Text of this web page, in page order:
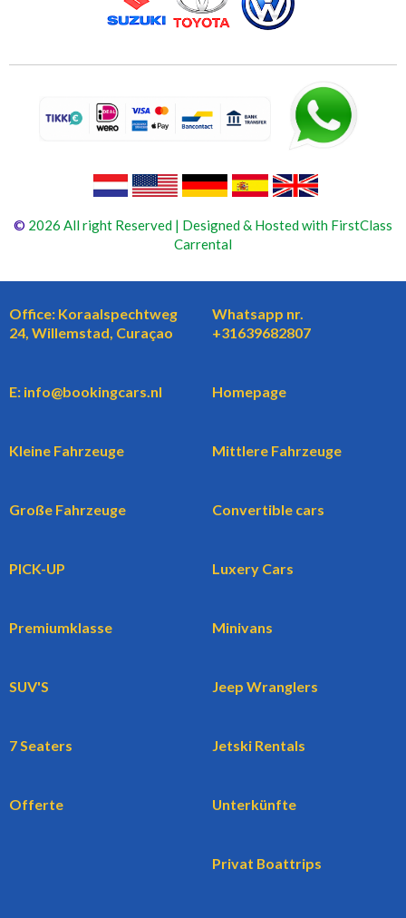
© 2026 All right Reserved | Designed & Hosted with FirstClass
Carrental
Office: Koraalspechtweg
24, Willemstad, Curaçao
Whatsapp nr.
+31639682807
E: info@bookingcars.nl Homepage
Kleine Fahrzeuge Mittlere Fahrzeuge
Große Fahrzeuge Convertible cars
PICK-UP Luxery Cars
Premiumklasse Minivans
SUV'S Jeep Wranglers
7 Seaters Jetski Rentals
Offerte Unterkünfte
Privat Boattrips